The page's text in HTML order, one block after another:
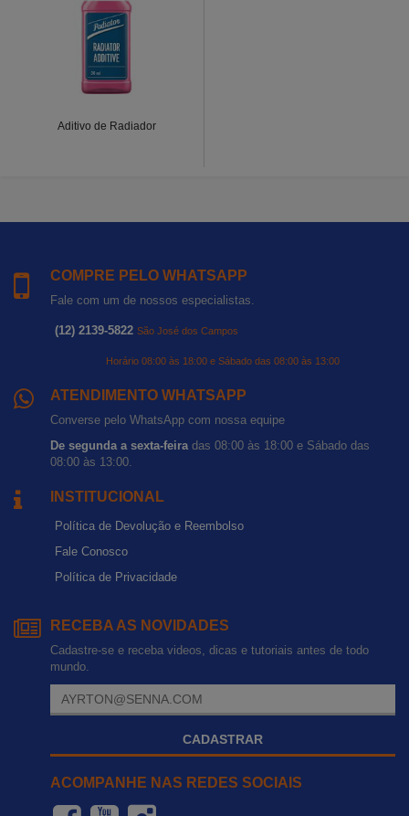
Aditivo de Radiador
COMPRE PELO WHATSAPP
Fale com um de nossos especialistas.
(12) 2139-5822 São José dos Campos
Horário 08:00 às 18:00 e Sábado das 08:00 às 13:00
ATENDIMENTO WHATSAPP
Converse pelo WhatsApp com nossa equipe
De segunda a sexta-feiradas 08:00 às 18:00 e Sábado das
08:00 às 13:00.
INSTITUCIONAL
Política de Devolução e Reembolso
Fale Conosco
Política de Privacidade
RECEBA AS NOVIDADES
Cadastre-se e receba videos, dicas e tutoriais antes de todo
mundo.
CADASTRAR
ACOMPANHE NAS REDES SOCIAIS